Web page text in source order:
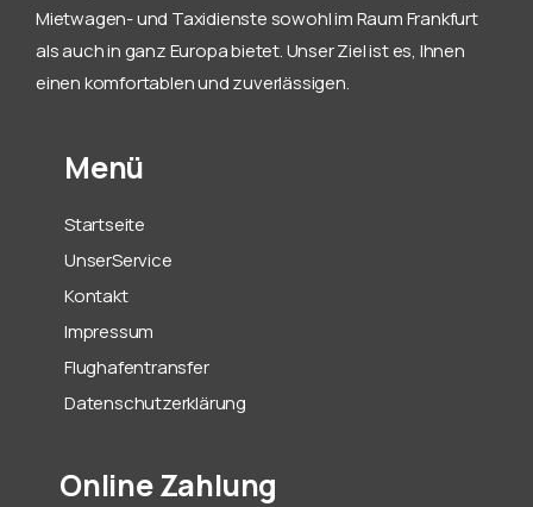
Mietwagen- und Taxidienste sowohl im Raum Frankfurt
als auch in ganz Europa bietet. Unser Ziel ist es, Ihnen
einen komfortablen und zuverlässigen.
Menü
Startseite
UnserService
Kontakt
Impressum
Flughafentransfer
Datenschutzerklärung
Online Zahlung